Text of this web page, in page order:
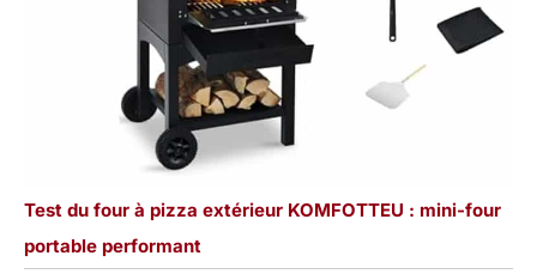
Test du four à pizza extérieur KOMFOTTEU : mini-four
portable performant